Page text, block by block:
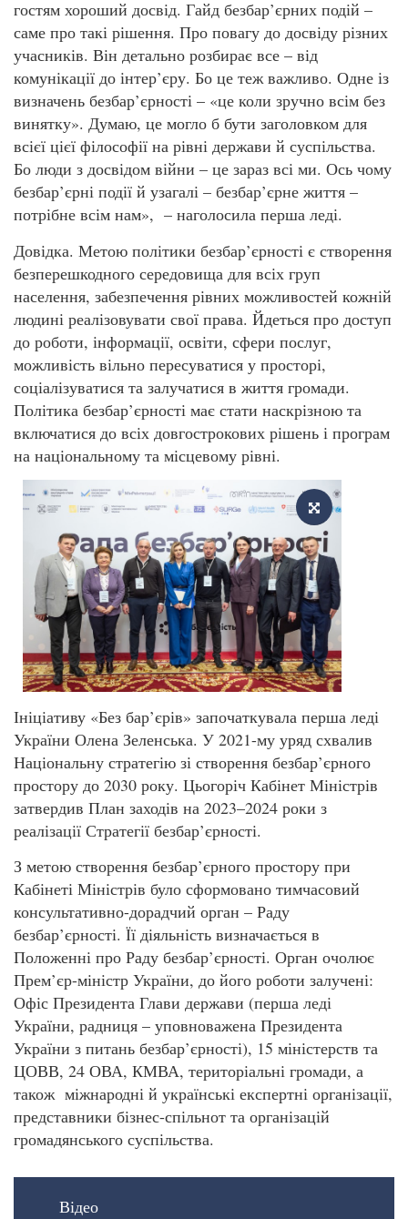
гостям хороший досвід. Гайд безбар’єрних подій –
саме про такі рішення. Про повагу до досвіду різних
учасників. Він детально розбирає все – від
комунікації до інтер’єру. Бо це теж важливо. Одне із
визначень безбар’єрності – «це коли зручно всім без
винятку». Думаю, це могло б бути заголовком для
всієї цієї філософії на рівні держави й суспільства.
Бо люди з досвідом війни – це зараз всі ми. Ось чому
безбар’єрні події й узагалі – безбар’єрне життя –
потрібне всім нам», – наголосила перша леді.
Довідка. Метою політики безбар’єрності є створення
безперешкодного середовища для всіх груп
населення, забезпечення рівних можливостей кожній
людині реалізовувати свої права. Йдеться про доступ
до роботи, інформації, освіти, сфери послуг,
можливість вільно пересуватися у просторі,
соціалізуватися та залучатися в життя громади.
Політика безбар’єрності має стати наскрізною та
включатися до всіх довгострокових рішень і програм
на національному та місцевому рівні.
Ініціативу «Без бар’єрів» започаткувала перша леді
України Олена Зеленська. У 2021-му уряд схвалив
Національну стратегію зі створення безбар’єрного
простору до 2030 року. Цьогоріч Кабінет Міністрів
затвердив План заходів на 2023–2024 роки з
реалізації Стратегії безбар’єрності.
З метою створення безбар’єрного простору при
Кабінеті Міністрів було сформовано тимчасовий
консультативно-дорадчий орган – Раду
безбар’єрності. Її діяльність визначається в
Положенні про Раду безбар’єрності. Орган очолює
Прем’єр-міністр України, до його роботи залучені:
Офіс Президента Глави держави (перша леді
України, радниця – уповноважена Президента
України з питань безбар’єрності), 15 міністерств та
ЦОВВ, 24 ОВА, КМВА, територіальні громади, а
також міжнародні й українські експертні організації,
представники бізнес-спільнот та організацій
громадянського суспільства.
Відео